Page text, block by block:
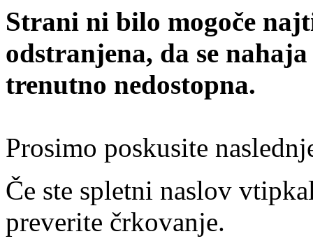
Strani ni bilo mogoče
odstranjena, da se
trenutno nedostopna.
Prosimo poskusite
Če ste spletni naslov
preverite črkovanje.